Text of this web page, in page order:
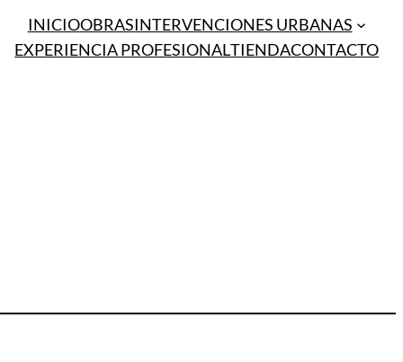
INICIOOBRASINTERVENCIONES URBANAS
EXPERIENCIA PROFESIONALTIENDACONTACTO